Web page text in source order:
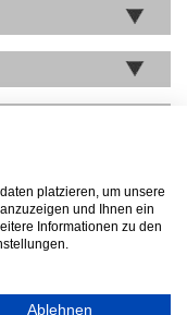
platzieren, um unsere
und Ihnen ein
Informationen zu den
Ablehnen